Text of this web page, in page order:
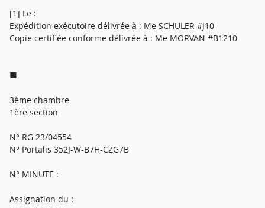
[1] Le :
Expédition exécutoire délivrée à : Me SCHULER #J10
Copie certifiée conforme délivrée à : Me MORVAN #B1210
■
3ème chambre
1ère section
N° RG 23/04554
N° Portalis 352J-W-B7H-CZG7B
N° MINUTE :
Assignation du :